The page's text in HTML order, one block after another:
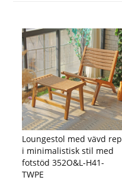
Loungestol med vävd rep
i minimalistisk stil med
fotstöd 352O&L-H41-
TWPE